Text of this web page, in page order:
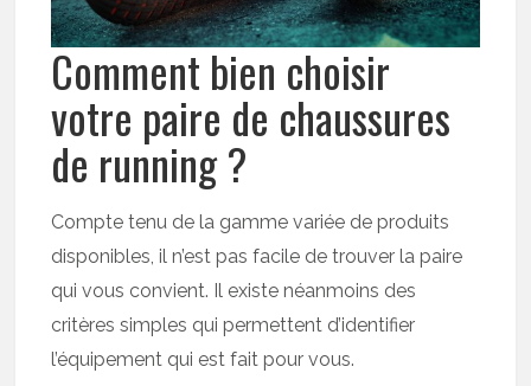
Comment bien choisir
votre paire de chaussures
de running ?
Compte tenu de la gamme variée de produits
disponibles, il n’est pas facile de trouver la paire
qui vous convient. Il existe néanmoins des
critères simples qui permettent d’identifier
l’équipement qui est fait pour vous.